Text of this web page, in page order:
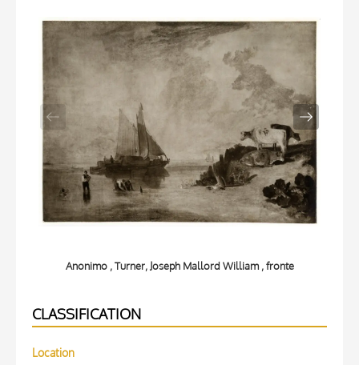
Anonimo , Turner, Joseph Mallord William , fronte
CLASSIFICATION
Location